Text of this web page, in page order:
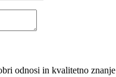
odnosi in kvalitetno znanje